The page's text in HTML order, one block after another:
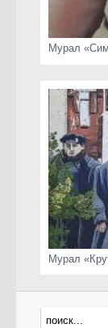
Мурал
Мурал